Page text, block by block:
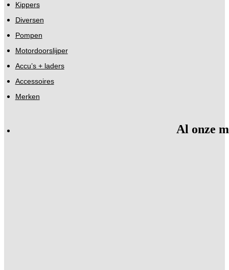
Kippers
Diversen
Pompen
Motordoorslijper
Accu’s + laders
Accessoires
Merken
Al onze